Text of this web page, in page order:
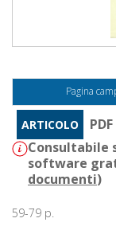
Pagina
ARTICOLO
Consultabile
software
documenti)
59-79 p.